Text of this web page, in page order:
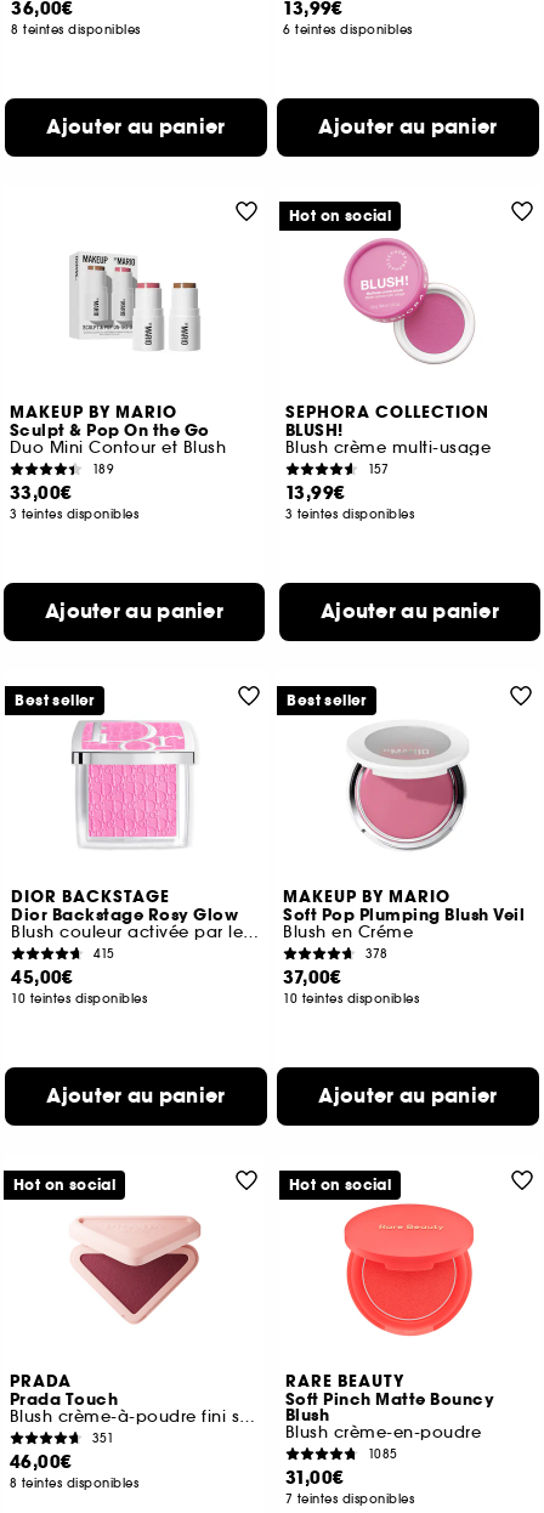
36,00€
8 teintes disponibles
Ajouter au panier
13,99€
6 teintes disponibles
Ajouter au panier
MAKEUP BY MARIO
Sculpt & Pop On the Go
Duo Mini Contour et Blush
189
33,00€
3 teintes disponibles
Ajouter au panier
SEPHORA COLLECTION
BLUSH!
Blush crème multi-usage
157
13,99€
3 teintes disponibles
Ajouter au panier
Hot on social
DIOR BACKSTAGE
Dior Backstage Rosy Glow
Blush couleur activée par le pH
415
45,00€
10 teintes disponibles
Ajouter au panier
Best seller
MAKEUP BY MARIO
Soft Pop Plumping Blush Veil
Blush en Créme
378
37,00€
10 teintes disponibles
Ajouter au panier
Best seller
PRADA
Prada Touch
Blush crème-à-poudre fini soft-mat effet bonne mine
351
46,00€
8 teintes disponibles
Hot on social
RARE BEAUTY
Soft Pinch Matte Bouncy
Blush
Blush crème-en-poudre
1085
31,00€
7 teintes disponibles
Hot on social